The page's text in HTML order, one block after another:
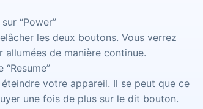
“Power”
les deux boutons. Vous verrez
de manière continue.
éteindre votre appareil. Il se peut que ce
une fois de plus sur le dit bouton.